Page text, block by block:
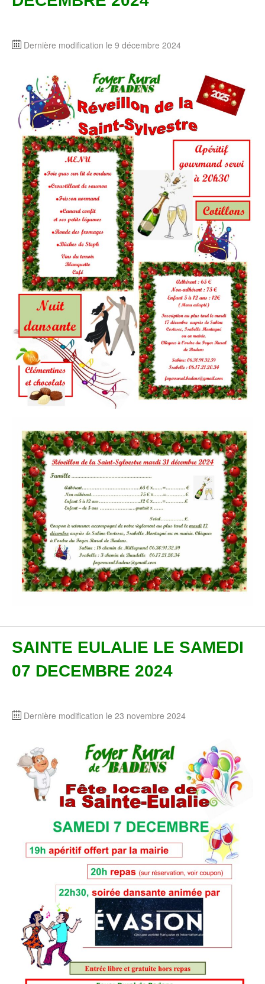
Dernière modification le 9 décembre 2024
SAINTE EULALIE LE SAMEDI
07 DECEMBRE 2024
Dernière modification le 23 novembre 2024